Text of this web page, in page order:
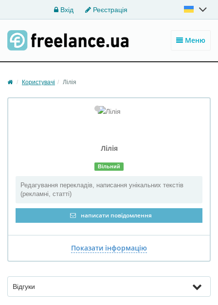
Вхід Реєстрація
Меню
Користувачі Лілія
Лілія
Вільний
Редагування перекладів, написання унікальних текстів
(рекламні, статті)
написати повідомлення
Показати інформацію
Відгуки